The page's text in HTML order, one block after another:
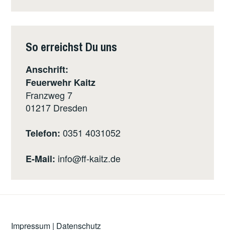
So erreichst Du uns
Anschrift:
Feuerwehr Kaitz
Franzweg 7
01217 Dresden
Telefon:0351 4031052
E-Mail: info@ff-kaitz.de
Impressum | Datenschutz